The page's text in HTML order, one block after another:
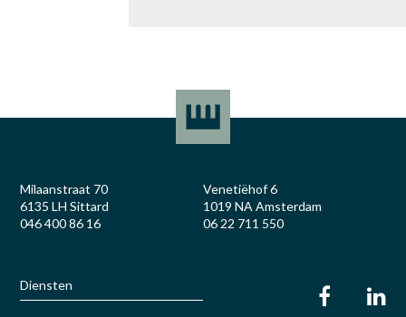
Milaanstraat 70
6135 LH Sittard
046 400 86 16
Venetiëhof 6
1019 NA Amsterdam
06 22 711 550
Diensten